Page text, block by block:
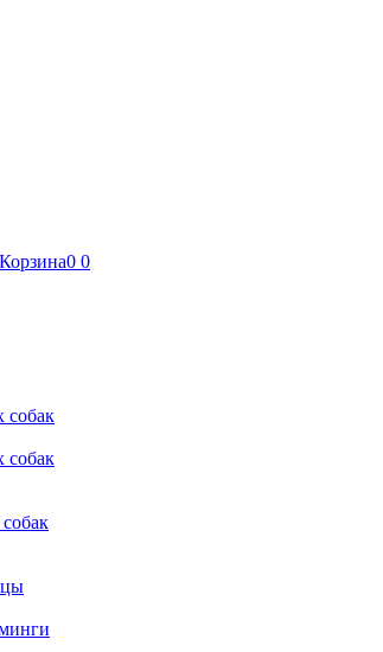
Корзина0 0
собак
собак